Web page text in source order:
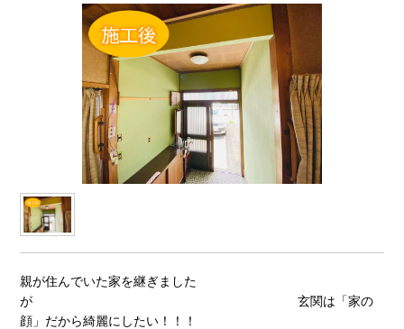
親が住んでいた家を継ぎました
が 玄関は「家の
顔」だから綺麗にしたい！！！